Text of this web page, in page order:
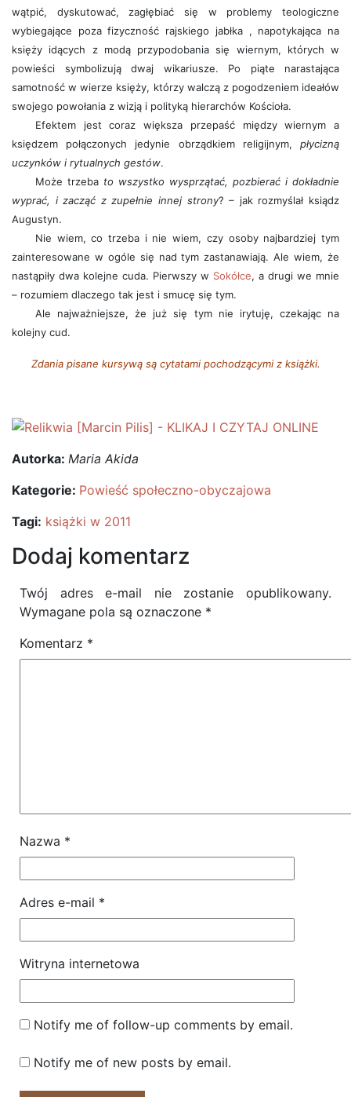
wątpić, dyskutować, zagłębiać się w problemy teologiczne
wybiegające poza fizyczność rajskiego jabłka , napotykająca na
księży idących z modą przypodobania się wiernym, których w
powieści symbolizują dwaj wikariusze. Po piąte narastająca
samotność w wierze księży, którzy walczą z pogodzeniem ideałów
swojego powołania z wizją i polityką hierarchów Kościoła.
Efektem jest coraz większa przepaść między wiernym a
księdzem połączonych jedynie obrządkiem religijnym, płycizną
uczynków i rytualnych gestów.
Może trzeba to wszystko wysprzątać, pozbierać i dokładnie
wyprać, i zacząć z zupełnie innej strony? – jak rozmyślał ksiądz
Augustyn.
Nie wiem, co trzeba i nie wiem, czy osoby najbardziej tym
zainteresowane w ogóle się nad tym zastanawiają. Ale wiem, że
nastąpiły dwa kolejne cuda. Pierwszy w Sokółce, a drugi we mnie
– rozumiem dlaczego tak jest i smucę się tym.
Ale najważniejsze, że już się tym nie irytuję, czekając na
kolejny cud.
Zdania pisane kursywą są cytatami pochodzącymi z książki.
Autorka: Maria Akida
Kategorie: Powieść społeczno-obyczajowa
Tagi: książki w 2011
Dodaj komentarz
Twój adres e-mail nie zostanie opublikowany.
Wymagane pola są oznaczone *
Komentarz *
Nazwa *
Adres e-mail *
Witryna internetowa
Notify me of follow-up comments by email.
Notify me of new posts by email.